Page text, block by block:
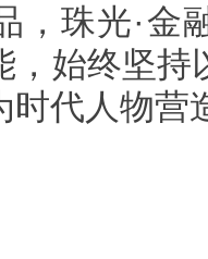
，珠光·金
，始终坚持
时代人物营